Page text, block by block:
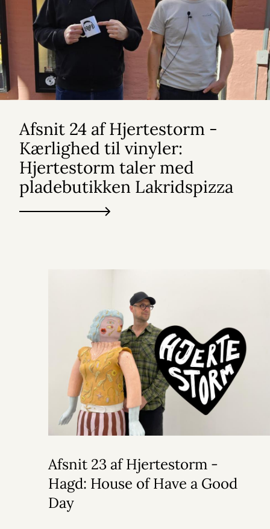
Afsnit 24 af Hjertestorm -
Kærlighed til vinyler:
Hjertestorm taler med
pladebutikken Lakridspizza
Afsnit 23 af Hjertestorm -
Hagd: House of Have a Good
Day